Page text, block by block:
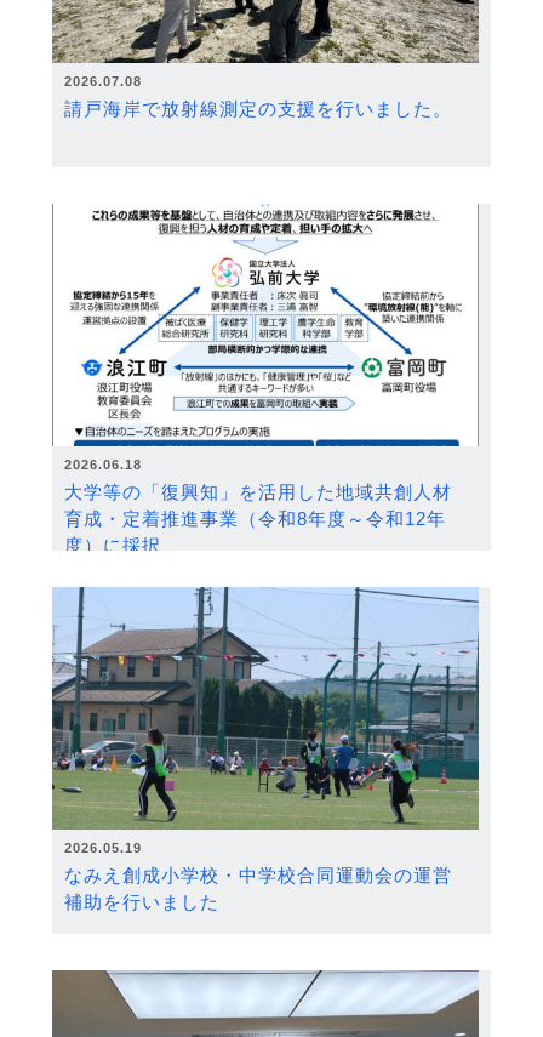
2026.07.08
請戸海岸で放射線測定の支援を行いました。
2026.06.18
大学等の「復興知」を活用した地域共創人材
育成・定着推進事業（令和8年度～令和12年
度）に採択
2026.05.19
なみえ創成小学校・中学校合同運動会の運営
補助を行いました